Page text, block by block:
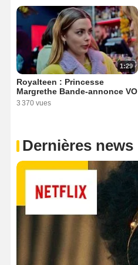
1:29
Royalteen : Princesse
Margrethe Bande-annonce VO
3 370 vues
Dernières news